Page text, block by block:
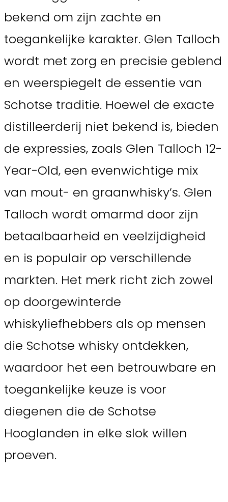
bekend om zijn zachte en
toegankelijke karakter. Glen Talloch
wordt met zorg en precisie geblend
en weerspiegelt de essentie van
Schotse traditie. Hoewel de exacte
distilleerderij niet bekend is, bieden
de expressies, zoals Glen Talloch 12-
Year-Old, een evenwichtige mix
van mout- en graanwhisky’s. Glen
Talloch wordt omarmd door zijn
betaalbaarheid en veelzijdigheid
en is populair op verschillende
markten. Het merk richt zich zowel
op doorgewinterde
whiskyliefhebbers als op mensen
die Schotse whisky ontdekken,
waardoor het een betrouwbare en
toegankelijke keuze is voor
diegenen die de Schotse
Hooglanden in elke slok willen
proeven.